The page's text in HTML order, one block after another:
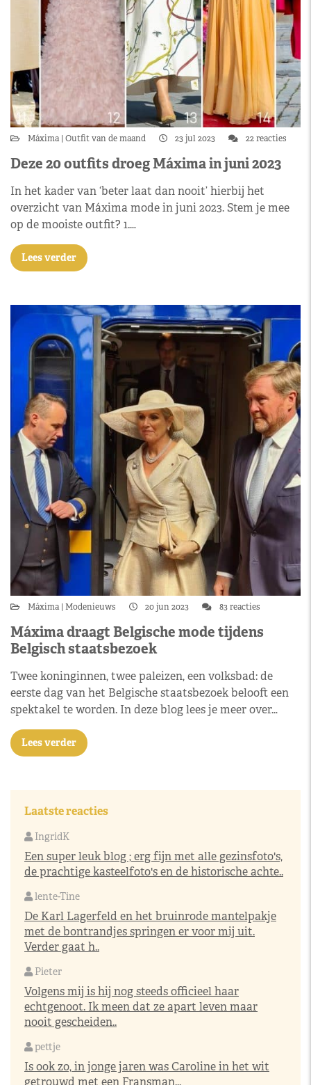
Máxima Outfit van de maand 23 jul 2023 22 reacties
Deze 20 outfits droeg Máxima in juni 2023
In het kader van ‘beter laat dan nooit’ hierbij het
overzicht van Máxima mode in juni 2023. Stem je mee
op de mooiste outfit? 1.…
Lees verder
Máxima Modenieuws 20 jun 2023 83 reacties
Máxima draagt Belgische mode tijdens
Belgisch staatsbezoek
Twee koninginnen, twee paleizen, een volksbad: de
eerste dag van het Belgische staatsbezoek belooft een
spektakel te worden. In deze blog lees je meer over…
Lees verder
Laatste reacties
IngridK
Een super leuk blog ; erg fijn met alle gezinsfoto's,
de prachtige kasteelfoto's en de historische achte..
lente-Tine
De Karl Lagerfeld en het bruinrode mantelpakje
met de bontrandjes springen er voor mij uit.
Verder gaat h..
Pieter
Volgens mij is hij nog steeds officieel haar
echtgenoot. Ik meen dat ze apart leven maar
nooit gescheiden..
pettje
Is ook zo, in jonge jaren was Caroline in het wit
getrouwd met een Fransman...